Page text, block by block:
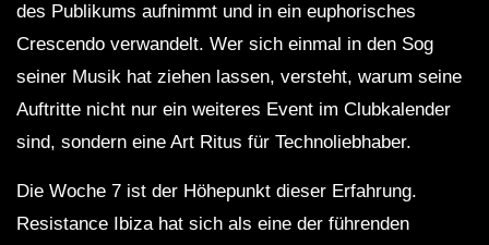
Lorenzo Raganzini | HEX Berlin
31072022 at Anomalie Art Club
des Publikums aufnimmt und in ein euphorisches
Crescendo verwandelt. Wer sich einmal in den Sog
seiner Musik hat ziehen lassen, versteht, warum seine
Auftritte nicht nur ein weiteres Event im Clubkalender
sind, sondern eine Art Ritus für Technoliebhaber.
Die Woche 7 ist der Höhepunkt dieser Erfahrung.
Resistance Ibiza hat sich als eine der führenden